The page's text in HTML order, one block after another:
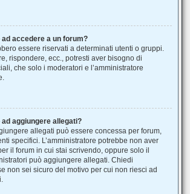
accedere a un forum?
essere riservati a determinati utenti o gruppi.
rispondere, ecc., potresti aver bisogno di
che solo i moderatori e l’amministratore
aggiungere allegati?
allegati può essere concessa per forum,
specifici. L’amministratore potrebbe non aver
il forum in cui stai scrivendo, oppure solo il
può aggiungere allegati. Chiedi
non sei sicuro del motivo per cui non riesci ad